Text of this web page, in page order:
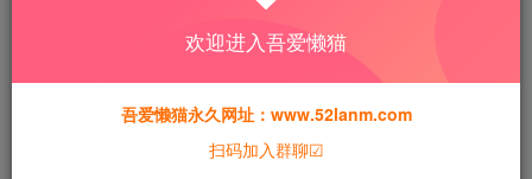
此内容为付费资源，请付费后查看
猫粮30
黄金会员猫粮15 钻石会员 免费
欢迎进入吾爱懒猫
吾爱懒猫永久网址：www.52lanm.com
扫码加入群聊☑